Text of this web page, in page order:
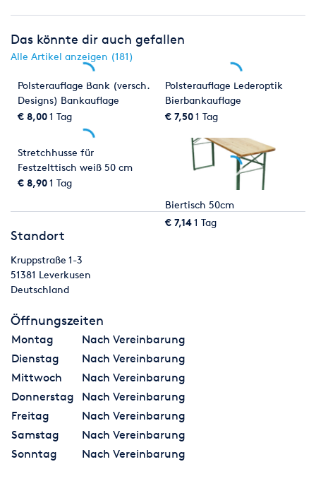
Das könnte dir auch gefallen
Alle Artikel anzeigen (181)
Polsterauflage Bank (versch.
Designs) Bankauflage
Bankhusse
€ 8,001 Tag
Polsterauflage Lederoptik
Bierbankauflage
€ 7,501 Tag
Stretchhusse für
Festzelttisch weiß 50 cm
Biertischhusse
€ 8,901 Tag
Biertisch 50cm
€ 7,141 Tag
Standort
Kruppstraße 1-3
51381 Leverkusen
Deutschland
Öffnungszeiten
Montag
Nach Vereinbarung
Dienstag
Nach Vereinbarung
Mittwoch
Nach Vereinbarung
Donnerstag
Nach Vereinbarung
Freitag
Nach Vereinbarung
Samstag
Nach Vereinbarung
Sonntag
Nach Vereinbarung